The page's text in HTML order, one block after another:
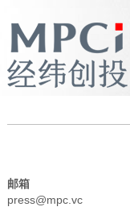
邮箱
press@mpc.vc